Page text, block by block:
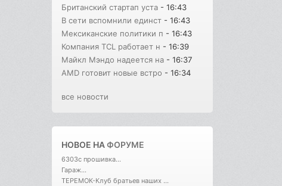
Британский стартап уста - 16:43
В сети вспомнили единст - 16:43
Мексиканские политики п - 16:43
Компания TCL работает н - 16:39
Майкл Мэндо надеется на - 16:37
AMD готовит новые встро - 16:34
все новости
НОВОЕ НАФОРУМЕ
6303с прошивка...
Гараж...
ТЕРЕМОК-Клуб братьев наших ...